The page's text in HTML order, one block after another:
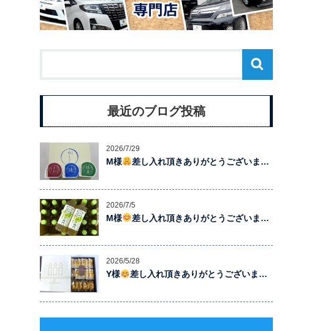
最近のブログ投稿
2026/7/29
M様 差し入れ頂きありがとうございま…
2026/7/5
M様 差し入れ頂きありがとうございま…
2026/5/28
Y様 差し入れ頂きありがとうございま…